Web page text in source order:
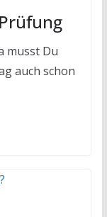
musst Du
auch schon